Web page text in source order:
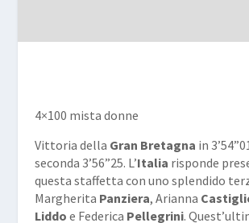
4×100 mista donne
Vittoria della Gran Bretagna in
seconda 3’56”25. L’Italia risponde
questa staffetta con uno splendido
Margherita Panziera, Arianna
Liddo e Federica Pellegrini.